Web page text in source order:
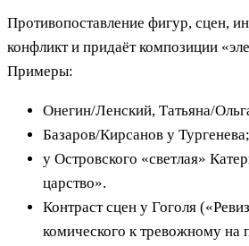
Противопоставление фигур, сцен,
конфликт и придаёт композиции
Примеры:
Онегин/Ленский, Татьяна/
Базаров/Кирсанов у Тургенева;
у Островского «светлая»
царство».
Контраст сцен у Гоголя
комического к тревожному на